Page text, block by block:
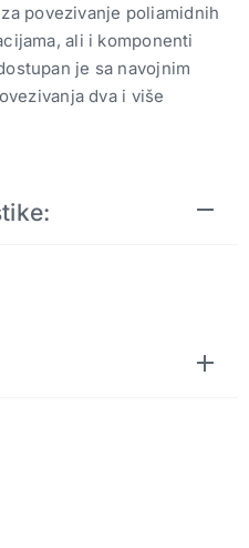
povezivanje poliamidnih
ali i komponenti
je sa navojnim
dva i više